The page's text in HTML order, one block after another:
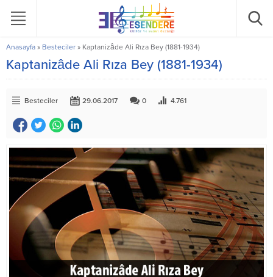
Anasayfa » Besteciler » Kaptanizâde Ali Rıza Bey (1881-1934)
Kaptanizâde Ali Rıza Bey (1881-1934)
Besteciler 29.06.2017 0 4.761